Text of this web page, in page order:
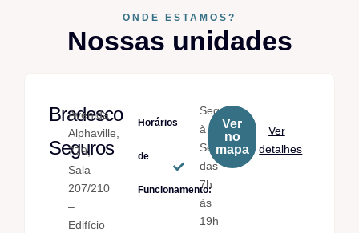
ONDE ESTAMOS?
Nossas unidades
Bradesco
Seguros
Avenida
Alphaville,
779,
Sala
207/210
–
Edifício
Horários
de
Funcionamento:
Seg.
à
Sex.
das
7h
às
19h
Ver
no
mapa
Ver
detalhes